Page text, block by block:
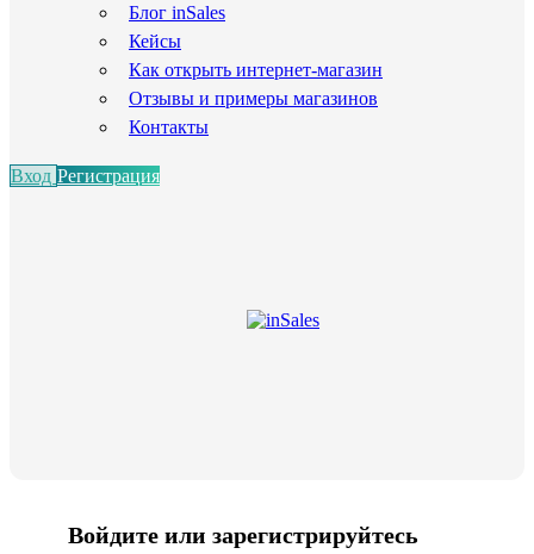
Блог inSales
Кейсы
Как открыть интернет-магазин
Отзывы и примеры магазинов
Контакты
Вход Регистрация
Войдите или зарегистрируйтесь